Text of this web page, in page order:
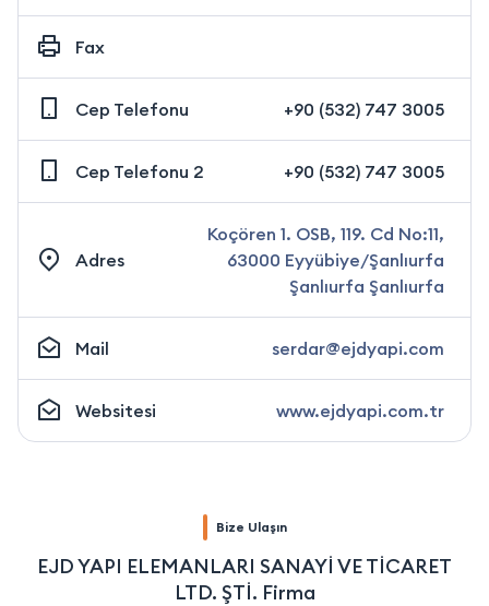
Fax
Cep Telefonu +90 (532) 747 3005
Cep Telefonu 2 +90 (532) 747 3005
Adres
Koçören 1. OSB, 119. Cd No:11,
63000 Eyyübiye/Şanlıurfa
Şanlıurfa Şanlıurfa
Mail serdar@ejdyapi.com
Websitesi www.ejdyapi.com.tr
Bize Ulaşın
EJD YAPI ELEMANLARI SANAYİ VE TİCARET
LTD. ŞTİ. Firma